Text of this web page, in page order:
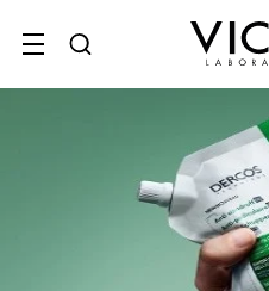
SITE MENU